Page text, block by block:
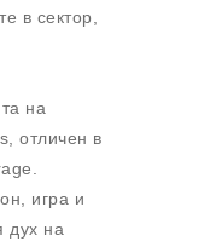
в сектор,
на
отличен в
игра и
дух на